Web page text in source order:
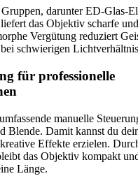
darunter ED-Glas-
das Objektiv scharfe
Vergütung reduziert
schwierigen
für professionelle
manuelle
Blende. Damit kannst du
Effekte erzielen.
das Objektiv kompakt
Länge.